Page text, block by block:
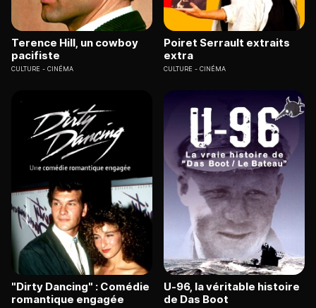
Terence Hill, un cowboy
pacifiste
CULTURE CINÉMA
Poiret Serrault extraits
extra
CULTURE CINÉMA
"Dirty Dancing" : Comédie
romantique engagée
U-96, la véritable histoire
de Das Boot